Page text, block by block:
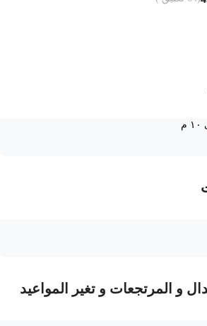
المرتجعات و تغير المواعيد